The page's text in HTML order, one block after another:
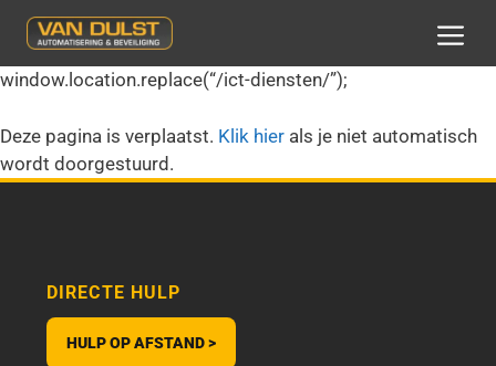
naar
de
window.location.replace(“/ict-diensten/”);
Deze pagina is verplaatst. Klik hier als je niet automatisch
wordt doorgestuurd.
DIRECTE HULP
HULP OP AFSTAND >